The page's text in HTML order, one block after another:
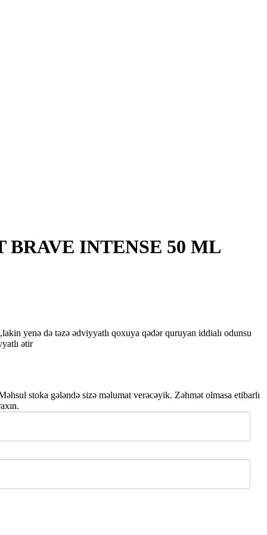
BRAVE INTENSE 50 ML
yenə də təzə ədviyyatlı qoxuya qədər quruyan iddialı odunsu
ətir
stoka gələndə sizə məlumat verəcəyik. Zəhmət olmasa etibarlı